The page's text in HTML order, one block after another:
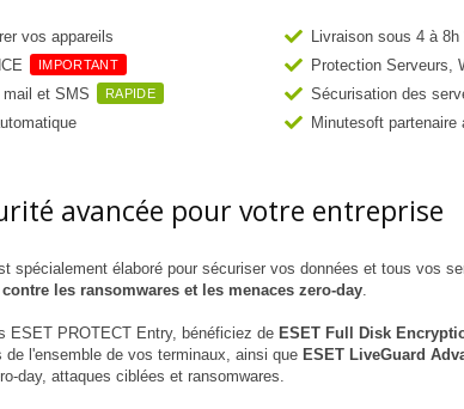
vos appareils
IMPORTANT
et SMS RAPIDE
Livraison sous 4 à
Protection Serveurs,
Sécurisation des
Minutesoft partenaire
avancée pour votre entreprise
spécialement élaboré pour sécuriser vos données et tous vos
contre les ransomwares et les menaces zero-day.
ESET PROTECT Entry, bénéficiez de ESET Full Disk
l'ensemble de vos terminaux, ainsi que ESET LiveGuard
day, attaques ciblées et ransomwares.